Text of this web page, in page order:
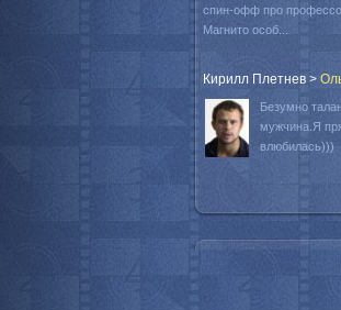
спин-офф про
Магнито особ...
Кирилл Плетнев >
Безумно
мужчина.Я
влюбилась)))